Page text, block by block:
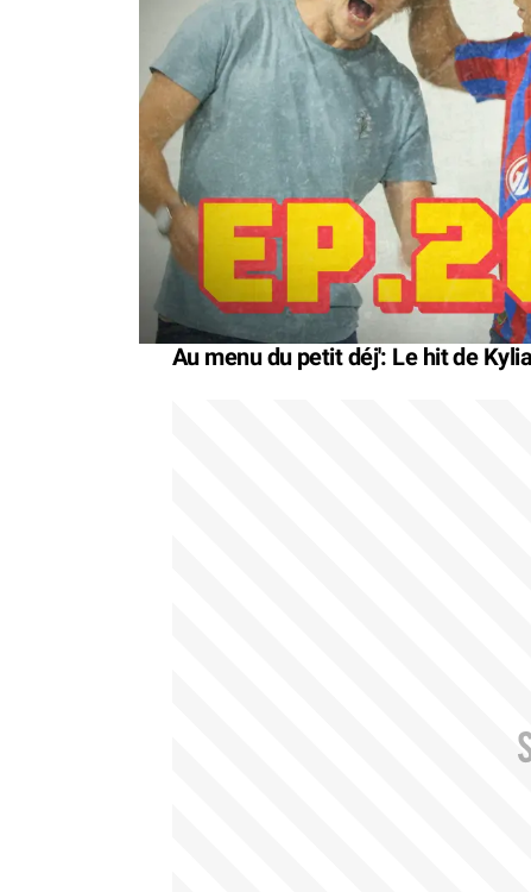
Au menu du petit déj': Le hit de